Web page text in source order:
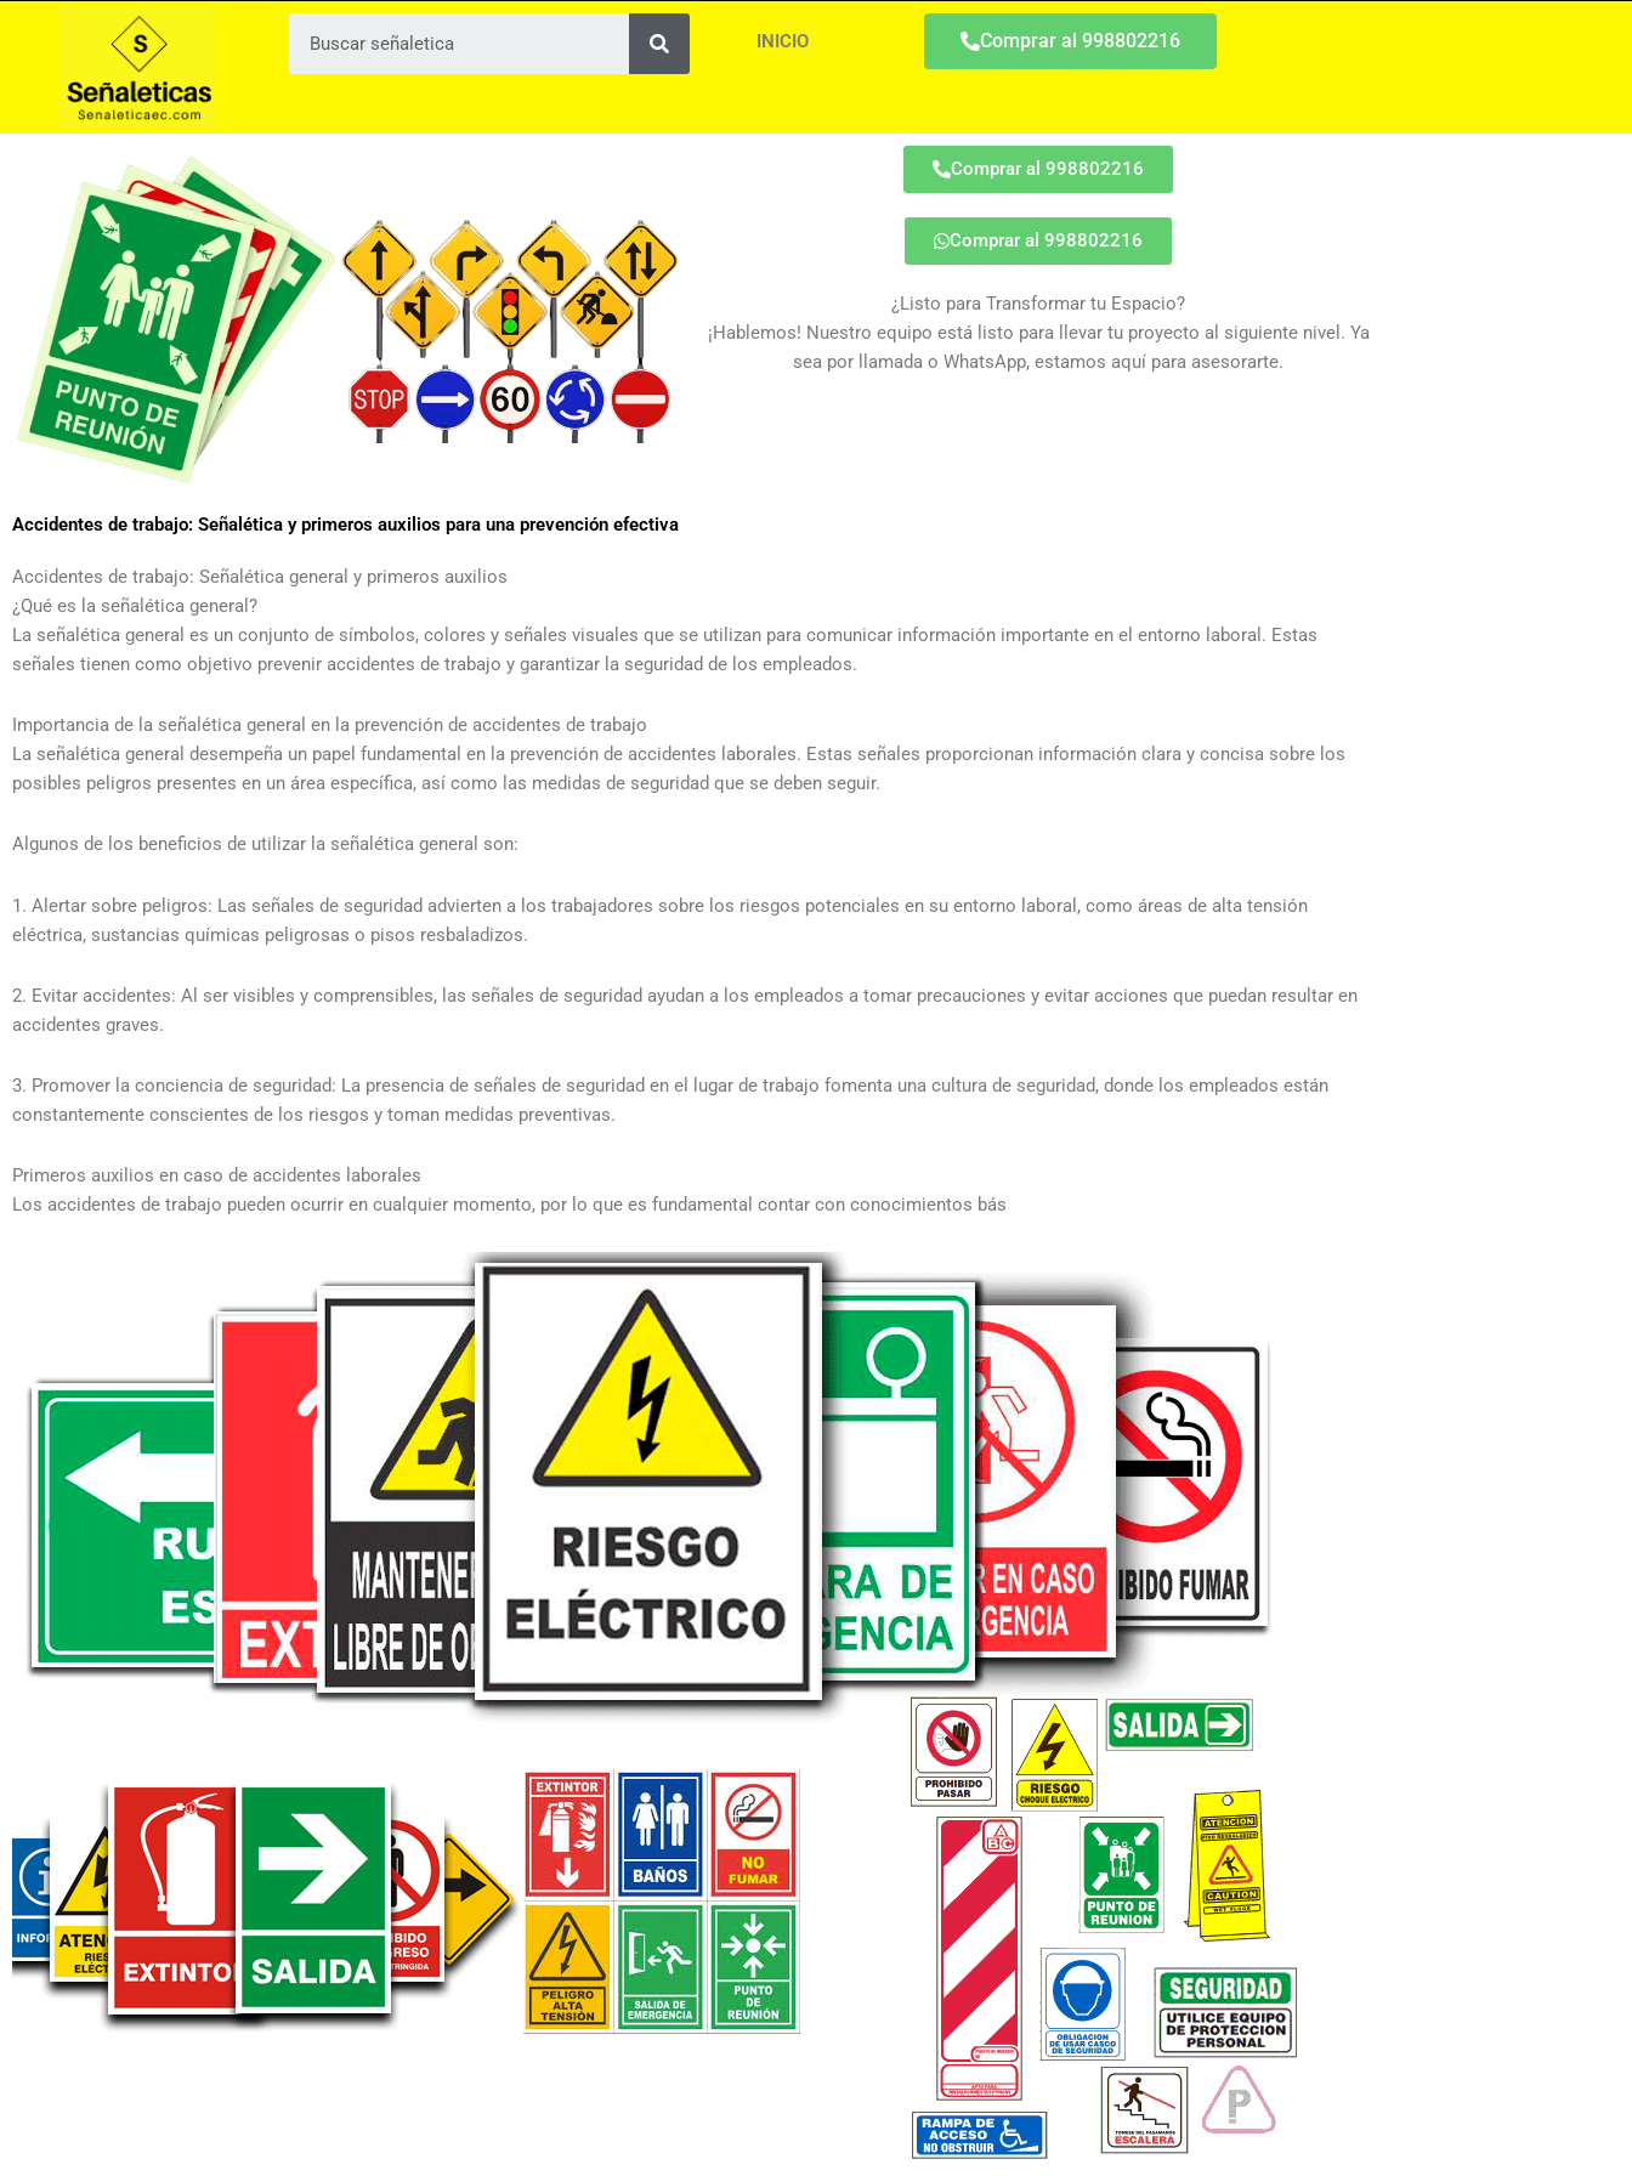
Search
INICIO Comprar al 998802216
Comprar al 998802216
Comprar al 998802216
¿Listo para Transformar tu Espacio?
¡Hablemos! Nuestro equipo está listo para llevar tu proyecto al siguiente nivel. Ya
sea por llamada o WhatsApp, estamos aquí para asesorarte.
Accidentes de trabajo: Señalética y primeros auxilios para una prevención efectiva
Accidentes de trabajo: Señalética general y primeros auxilios
¿Qué es la señalética general?
La señalética general es un conjunto de símbolos, colores y señales visuales que se utilizan para comunicar información importante en el entorno laboral. Estas
señales tienen como objetivo prevenir accidentes de trabajo y garantizar la seguridad de los empleados.
Importancia de la señalética general en la prevención de accidentes de trabajo
La señalética general desempeña un papel fundamental en la prevención de accidentes laborales. Estas señales proporcionan información clara y concisa sobre los
posibles peligros presentes en un área específica, así como las medidas de seguridad que se deben seguir.
Algunos de los beneficios de utilizar la señalética general son:
1. Alertar sobre peligros: Las señales de seguridad advierten a los trabajadores sobre los riesgos potenciales en su entorno laboral, como áreas de alta tensión
eléctrica, sustancias químicas peligrosas o pisos resbaladizos.
2. Evitar accidentes: Al ser visibles y comprensibles, las señales de seguridad ayudan a los empleados a tomar precauciones y evitar acciones que puedan resultar en
accidentes graves.
3. Promover la conciencia de seguridad: La presencia de señales de seguridad en el lugar de trabajo fomenta una cultura de seguridad, donde los empleados están
constantemente conscientes de los riesgos y toman medidas preventivas.
Primeros auxilios en caso de accidentes laborales
Los accidentes de trabajo pueden ocurrir en cualquier momento, por lo que es fundamental contar con conocimientos bás